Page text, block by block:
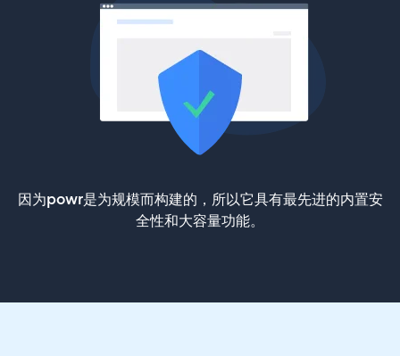
因为powr是为规模而构建的，所以它具有最先进的内置安
全性和大容量功能。